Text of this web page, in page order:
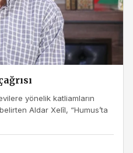
yönelik katliamların
Aldar Xelîl, “Humus’ta